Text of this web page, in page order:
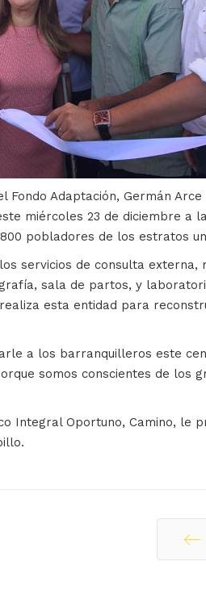
Fondo Adaptación, Germán
miércoles 23 de diciembre a
pobladores de los estratos
servicios de consulta
sala de partos, y
esta entidad para
a los barranquilleros este
somos conscientes de los
Integral Oportuno, Camino, le